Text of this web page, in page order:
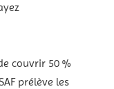
couvrir 50 %
prélève les